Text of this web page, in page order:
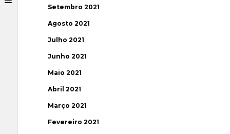
Setembro 2021
Agosto 2021
Julho 2021
Junho 2021
Maio 2021
Abril 2021
Março 2021
Fevereiro 2021